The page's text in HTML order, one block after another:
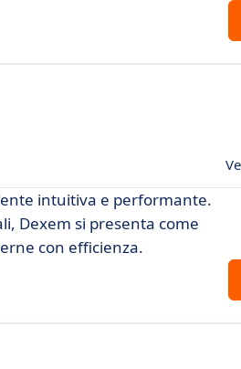
intuitiva e performante.
Dexem si presenta come
con efficienza.